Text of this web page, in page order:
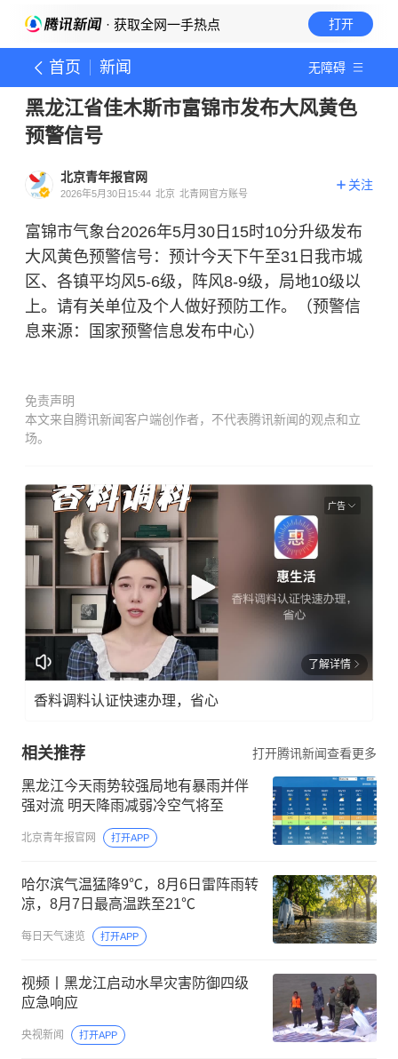
· 获取全网一手热点 打开
首页 新闻 无障碍
黑龙江省佳木斯市富锦市发布大风黄色
预警信号
北京青年报官网
2026年5月30日15:44 北京 北青网官方账号
关注
富锦市气象台2026年5月30日15时10分升级发布
大风黄色预警信号：预计今天下午至31日我市城
区、各镇平均风5-6级，阵风8-9级，局地10级以
上。请有关单位及个人做好预防工作。（预警信
息来源：国家预警信息发布中心）
免责声明
本文来自腾讯新闻客户端创作者，不代表腾讯新闻的观点和立
场。
广告
了解详情
香料调料认证快速办理，省心
相关推荐 打开腾讯新闻查看更多
黑龙江今天雨势较强局地有暴雨并伴
强对流 明天降雨减弱冷空气将至
北京青年报官网 打开APP
哈尔滨气温猛降9℃，8月6日雷阵雨转
凉，8月7日最高温跌至21℃
每日天气速览 打开APP
视频丨黑龙江启动水旱灾害防御四级
应急响应
央视新闻 打开APP